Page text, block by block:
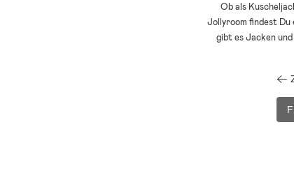
Ob als
Jollyroom findest Du
gibt es Jacken